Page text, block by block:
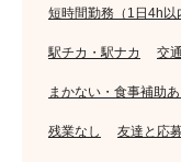
短時間勤務（1日4h以
駅チカ・駅ナカ 交
まかない・食事補助あ
残業なし 友達と応